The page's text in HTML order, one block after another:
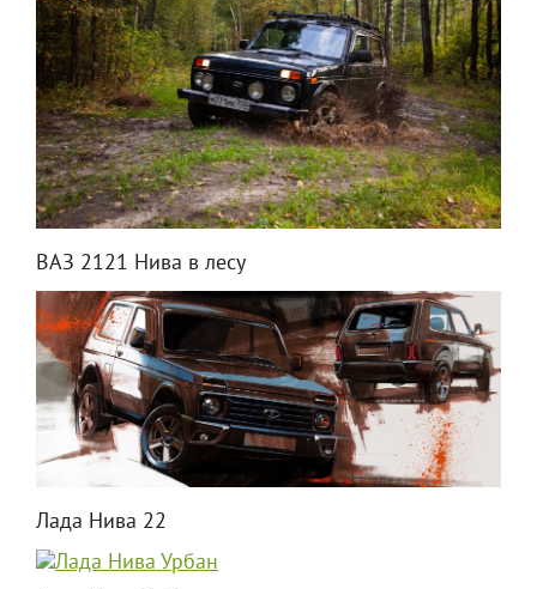
ВАЗ 2121 Нива в лесу
Лада Нива 22